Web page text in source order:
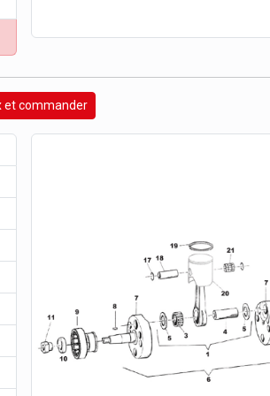
et commander